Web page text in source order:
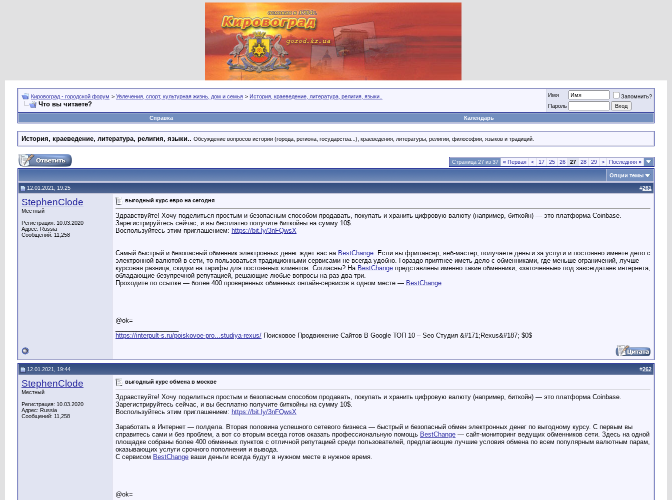
Кировоград - городской форум > Увлечения, спорт, культурная жизнь, дом и семья > История, краеведение, литература, религия, языки..
Что вы читаете?
Имя
Запомнить?
Пароль
Справка
Календарь
История, краеведение, литература, религия, языки.. Обсуждение вопросов истории (города, региона, государства...), краеведения, литературы, религии, философии, языков и традиций.
Страница 27 из 37 « Первая < 17 25 26 27 28 29 > Последняя »
Опции темы
12.01.2021, 19:25 #261
StephenClode
Местный
Регистрация: 10.03.2020
Адрес: Russia
Сообщений: 11,258
выгодный курс евро на сегодня
Здравствуйте! Хочу поделиться простым и безопасным способом продавать, покупать и хранить цифровую валюту (например, биткойн) — это платформа Coinbase.
Зарегистрируйтесь сейчас, и вы бесплатно получите биткойны на сумму 10$.
Воспользуйтесь этим приглашением: https://bit.ly/3nFQwsX
Самый быстрый и безопасный обменник электронных денег ждет вас на BestChange. Если вы фрилансер, веб-мастер, получаете деньги за услуги и постоянно имеете дело с
электронной валютой в сети, то пользоваться традиционными сервисами не всегда удобно. Гораздо приятнее иметь дело с обменниками, где меньше ограничений, лучше
курсовая разница, скидки на тарифы для постоянных клиентов. Согласны? На BestChange представлены именно такие обменники, «заточенные» под завсегдатаев интернета,
обладающие безупречной репутацией, решающие любые вопросы на раз-два-три.
Проходите по ссылке — более 400 проверенных обменных онлайн-сервисов в одном месте — BestChange
@ok=
https://interpult-s.ru/poiskovoe-pro...studiya-rexus/ Поисковое Продвижение Сайтов В Google ТОП 10 – Seo Студия &#171;Rexus&#187; $0$
12.01.2021, 19:44 #262
StephenClode
Местный
Регистрация: 10.03.2020
Адрес: Russia
Сообщений: 11,258
выгодный курс обмена в москве
Здравствуйте! Хочу поделиться простым и безопасным способом продавать, покупать и хранить цифровую валюту (например, биткойн) — это платформа Coinbase.
Зарегистрируйтесь сейчас, и вы бесплатно получите биткойны на сумму 10$.
Воспользуйтесь этим приглашением: https://bit.ly/3nFQwsX
Заработать в Интернет — полдела. Вторая половина успешного сетевого бизнеса — быстрый и безопасный обмен электронных денег по выгодному курсу. С первым вы
справитесь сами и без проблем, а вот со вторым всегда готов оказать профессиональную помощь BestChange — сайт-мониторинг ведущих обменников сети. Здесь на одной
площадке собраны более 400 обменных пунктов с отличной репутацией среди пользователей, предлагающие лучшие условия обмена по всем популярным валютным парам,
оказывающих услуги срочного пополнения и вывода.
С сервисом BestChange ваши деньги всегда будут в нужном месте в нужное время.
@ok=